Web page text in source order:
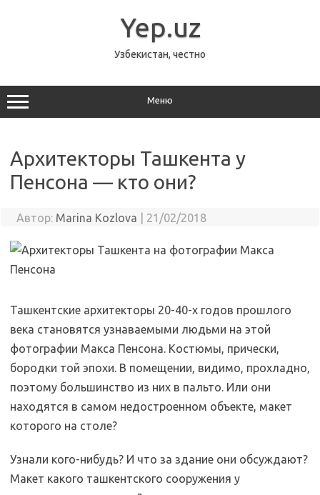
Yep.uz
Узбекистан, честно
Меню
Архитекторы Ташкента у
Пенсона — кто они?
Автор: Marina Kozlova 21/02/2018
Ташкентские архитекторы 20-40-х годов прошлого
века становятся узнаваемыми людьми на этой
фотографии Макса Пенсона. Костюмы, прически,
бородки той эпохи. В помещении, видимо, прохладно,
поэтому большинство из них в пальто. Или они
находятся в самом недостроенном объекте, макет
которого на столе?
Узнали кого-нибудь? И что за здание они обсуждают?
Макет какого ташкентского сооружения у